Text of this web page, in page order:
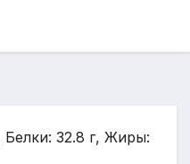
Белки: 32.8 г, Жиры: